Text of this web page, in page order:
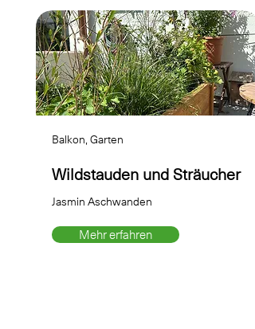
Balkon, Garten
Wildstauden und Sträucher
Jasmin Aschwanden
Mehr erfahren